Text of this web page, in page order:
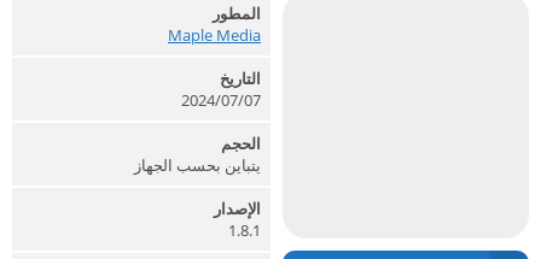
المطور
Maple Media‏
التاريخ
2024/07/07
الحجم
يتباين بحسب الجهاز
الإصدار
1.8.1